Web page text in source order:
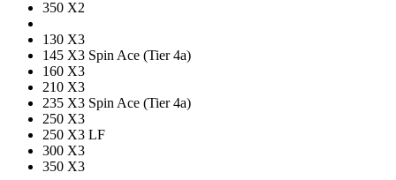
350 X2
130 X3
145 X3 Spin Ace (Tier 4a)
160 X3
210 X3
235 X3 Spin Ace (Tier 4a)
250 X3
250 X3 LF
300 X3
350 X3